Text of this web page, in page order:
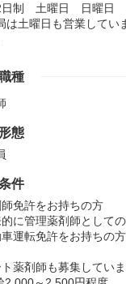
日制 土曜日 日曜日
は土曜日も営業してい
種
態
件
免許をお持ちの方
に管理薬剤師として
運転免許をお持ちの方
薬剤師も募集していま